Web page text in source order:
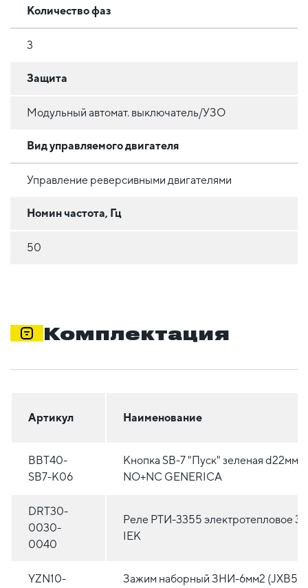
Количество фаз
3
Защита
Модульный автомат. выключатель/УЗО
Вид управляемого двигателя
Управление реверсивными двигателями
Номин частота, Гц
50
Комплектация
Артикул Наименование
BBT40-
SB7-K06
Кнопка SВ-7 "Пуск" зеленая
NO+NC GENERICA
DRT30-
0030-
0040
Реле РТИ-3355 электротепловое
IEK
YZN10-
Зажим наборный ЗНИ-6мм2